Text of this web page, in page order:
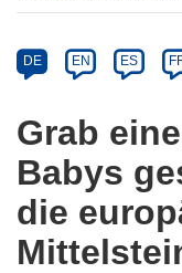
Category
Article
available
the
following
languages:
DE EN ES
Grab
Babys
die